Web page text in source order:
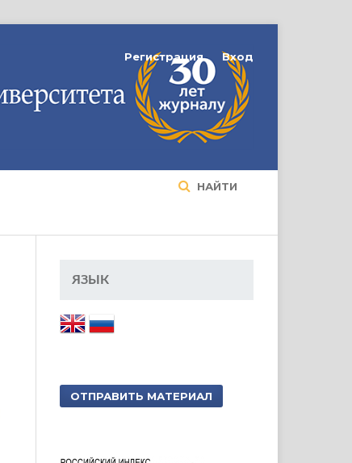
НАЙТИ
Регистрация Вход
ЯЗЫК
ОТПРАВИТЬ МАТЕРИАЛ